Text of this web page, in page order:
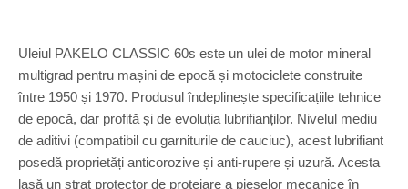
Uleiul PAKELO CLASSIC 60s este un ulei de motor mineral
multigrad pentru mașini de epocă și motociclete construite
între 1950 și 1970. Produsul îndeplinește specificațiile tehnice
de epocă, dar profită și de evoluția lubrifianților. Nivelul mediu
de aditivi (compatibil cu garniturile de cauciuc), acest lubrifiant
posedă proprietăți anticorozive și anti-rupere și uzură. Acesta
lasă un strat protector de protejare a pieselor mecanice în